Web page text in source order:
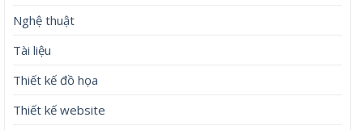
Nghệ thuật
Tài liệu
Thiết kế đồ họa
Thiết kế website